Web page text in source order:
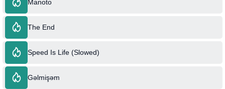
Manoto
The End
Speed Is Life (Slowed)
Gəlmişəm